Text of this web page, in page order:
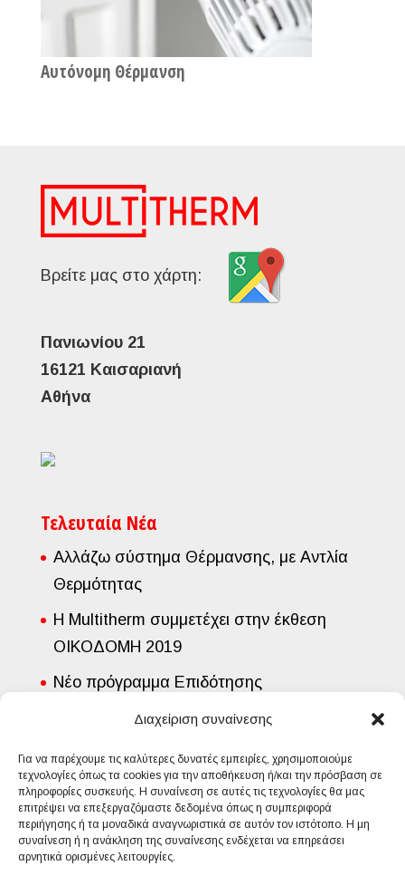
Διαχείριση συναίνεσης
Για να παρέχουμε τις καλύτερες δυνατές εμπειρίες, χρησιμοποιούμε
τεχνολογίες όπως τα cookies για την αποθήκευση ή/και την πρόσβαση σε
πληροφορίες συσκευής. Η συναίνεση σε αυτές τις τεχνολογίες θα μας
επιτρέψει να επεξεργαζόμαστε δεδομένα όπως η συμπεριφορά
περιήγησης ή τα μοναδικά αναγνωριστικά σε αυτόν τον ιστότοπο. Η μη
συναίνεση ή η ανάκληση της συναίνεσης ενδέχεται να επηρεάσει
αρνητικά ορισμένες λειτουργίες.
Αυτόνομη Θέρμανση
Βρείτε μας στο χάρτη:
Πανιωνίου 21
16121 Καισαριανή
Αθήνα
Τελευταία Νέα
Αλλάζω σύστημα Θέρμανσης, με Αντλία
Θερμότητας
Η Multitherm συμμετέχει στην έκθεση
ΟΙΚΟΔΟΜΗ 2019
Νέο πρόγραμμα Επιδότησης
Εγκατάστασης Φυσικού Αερίου από την
Buderus De Dietrich